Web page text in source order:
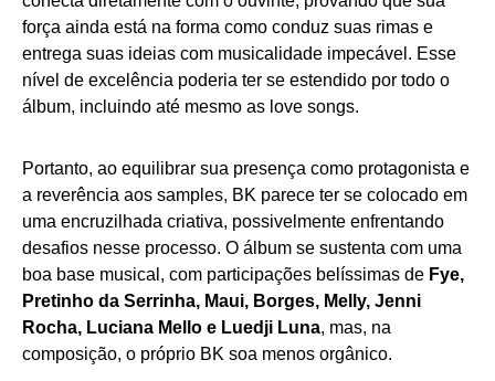
força ainda está na forma como conduz suas rimas e
entrega suas ideias com musicalidade impecável. Esse
nível de excelência poderia ter se estendido por todo o
álbum, incluindo até mesmo as love songs.
Portanto, ao equilibrar sua presença como protagonista e
a reverência aos samples, BK parece ter se colocado em
uma encruzilhada criativa, possivelmente enfrentando
desafios nesse processo. O álbum se sustenta com uma
boa base musical, com participações belíssimas de Fye,
Pretinho da Serrinha, Maui, Borges, Melly, Jenni
Rocha, Luciana Mello e Luedji Luna, mas, na
composição, o próprio BK soa menos orgânico.